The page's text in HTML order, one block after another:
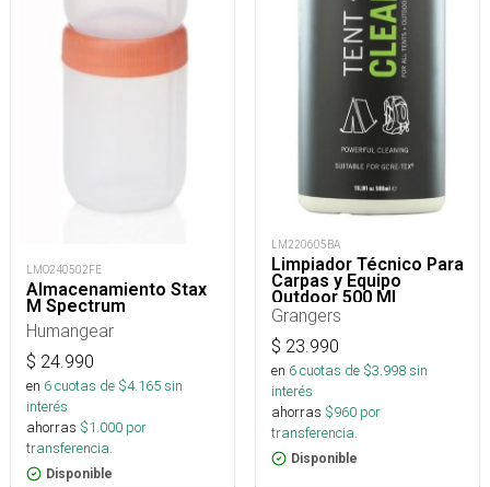
LMO240502FE
Almacenamiento Stax
M Spectrum
Humangear
$ 24.990
en 6cuotas de $4.165sin
interés
ahorras $1.000 por
transferencia.
Disponible
LM220605BA
Limpiador Técnico Para
Carpas y Equipo
Outdoor 500 Ml
Grangers
$ 23.990
en 6cuotas de $3.998sin
interés
ahorras $960 por
transferencia.
Disponible